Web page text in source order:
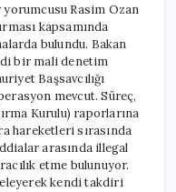
Önemli
Açıklamalar:
MASAK
Takibi
Devam
Ediyor
için
yorumcusu Rasim Ozan
kapsamında
bulundu. Bakan
bir mali denetim
Başsavcılığı
mevcut. Süreç,
Kurulu) raporlarına
hareketleri sırasında
arasında illegal
etme bulunuyor.
kendi takdiri